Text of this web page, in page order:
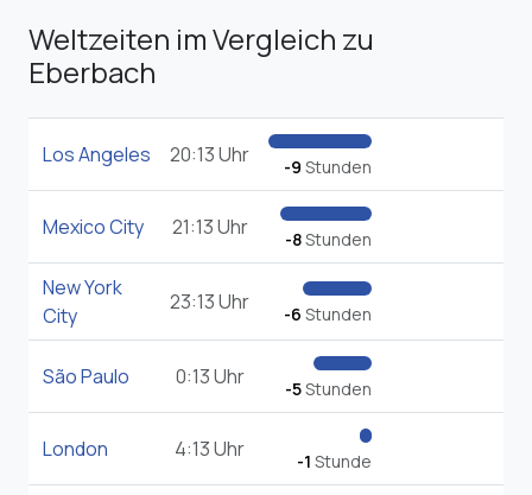
Weltzeiten im Vergleich zu
Eberbach
Los Angeles 20:13 Uhr -9 Stunden
Mexico City 21:13 Uhr -8Stunden
New York
City
23:13 Uhr -6 Stunden
São Paulo 0:13 Uhr -5Stunden
London 4:13 Uhr -1 Stunde